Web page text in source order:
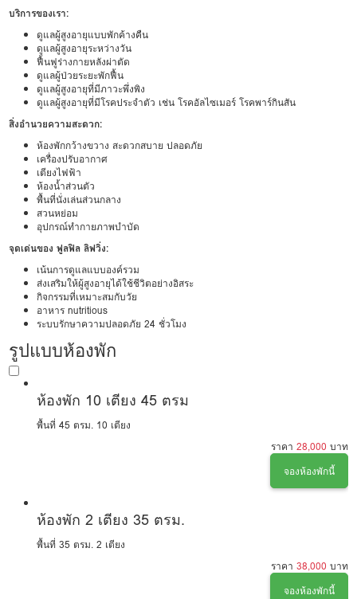
บริการของเรา:
ดูแลผู้สูงอายุแบบพักค้างคืน
ดูแลผู้สูงอายุระหว่างวัน
ฟื้นฟูร่างกายหลังผ่าตัด
ดูแลผู้ป่วยระยะพักฟื้น
ดูแลผู้สูงอายุที่มีภาวะพึ่งพิง
ดูแลผู้สูงอายุที่มีโรคประจำตัว เช่น โรคอัลไซเมอร์ โรคพาร์กินสัน
สิ่งอำนวยความสะดวก:
ห้องพักกว้างขวาง สะดวกสบาย ปลอดภัย
เครื่องปรับอากาศ
เตียงไฟฟ้า
ห้องน้ำส่วนตัว
พื้นที่นั่งเล่นส่วนกลาง
สวนหย่อม
อุปกรณ์ทำกายภาพบำบัด
จุดเด่นของ ฟูลฟิล ลิฟวิ่ง:
เน้นการดูแลแบบองค์รวม
ส่งเสริมให้ผู้สูงอายุได้ใช้ชีวิตอย่างอิสระ
กิจกรรมที่เหมาะสมกับวัย
อาหาร nutritious
ระบบรักษาความปลอดภัย 24 ชั่วโมง
รูปแบบห้องพัก
ห้องพัก 10 เตียง 45 ตรม
พื้นที่ 45 ตรม. 10 เตียง
ราคา 28,000 บาท
จองห้องพักนี้
ห้องพัก 2 เตียง 35 ตรม.
พื้นที่ 35 ตรม. 2 เตียง
ราคา 38,000 บาท
จองห้องพักนี้